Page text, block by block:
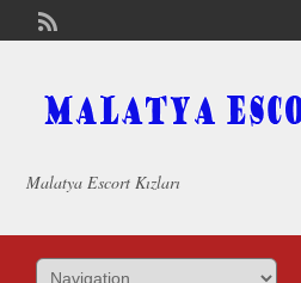
Malatya Escort Kızları